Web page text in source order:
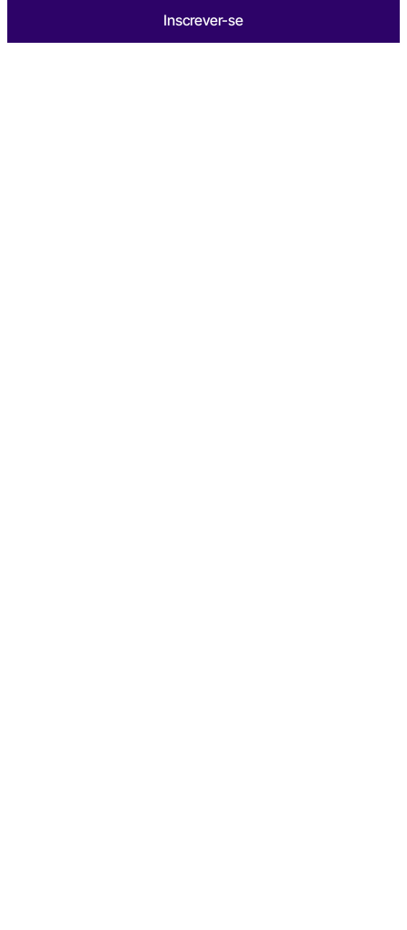
Inscrever-se